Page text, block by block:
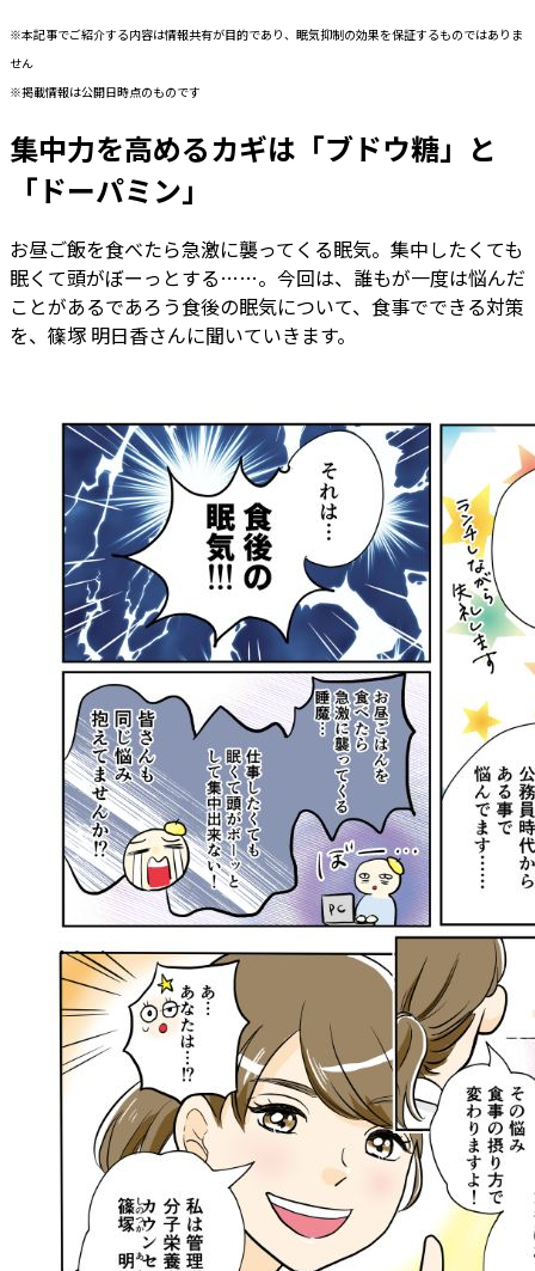
※本記事でご紹介する内容は情報共有が目的であり、眠気抑制の効果を保証するものではありま
せん
※掲載情報は公開日時点のものです
集中力を高めるカギは「ブドウ糖」と
「ドーパミン」
お昼ご飯を食べたら急激に襲ってくる眠気。集中したくても
眠くて頭がぼーっとする……。今回は、誰もが一度は悩んだ
ことがあるであろう食後の眠気について、食事でできる対策
を、篠塚 明日香さんに聞いていきます。